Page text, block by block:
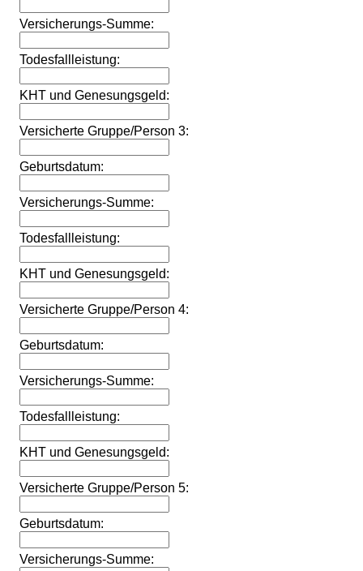
Versicherungs-Summe:
Todesfallleistung:
KHT und Genesungsgeld:
Versicherte Gruppe/Person 3:
Geburtsdatum:
Versicherungs-Summe:
Todesfallleistung:
KHT und Genesungsgeld:
Versicherte Gruppe/Person 4:
Geburtsdatum:
Versicherungs-Summe:
Todesfallleistung:
KHT und Genesungsgeld:
Versicherte Gruppe/Person 5:
Geburtsdatum:
Versicherungs-Summe: